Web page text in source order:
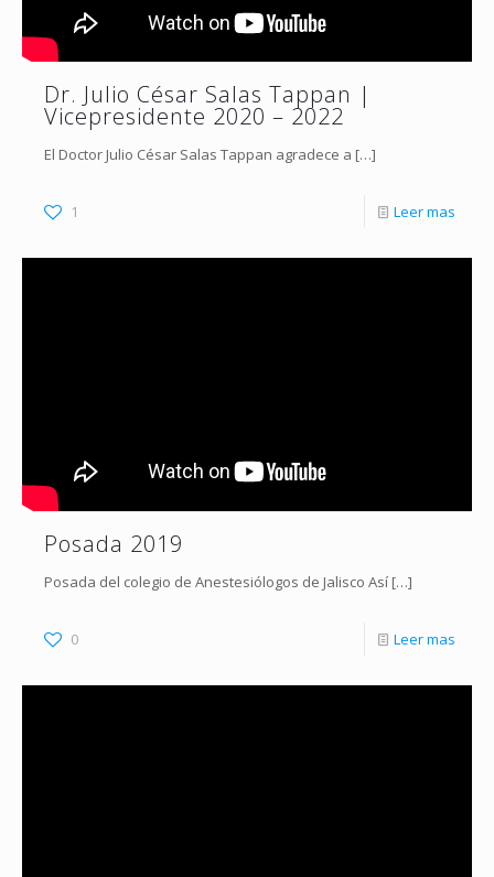
Dr. Julio César Salas Tappan |
Vicepresidente 2020 – 2022
El Doctor Julio César Salas Tappan agradece a […]
1 Leer mas
Posada 2019
Posada del colegio de Anestesiólogos de Jalisco Así […]
0 Leer mas